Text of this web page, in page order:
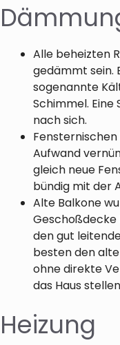
Alle beheizten
gedämmt sein.
sogenannte
Schimmel.
nach sich.
Aufwand
gleich neue
bündig mit der
Alte Balkone
den gut
besten den
ohne direkte
das Haus
Heizung